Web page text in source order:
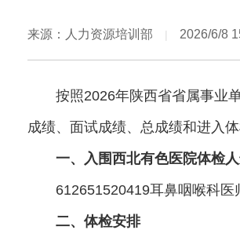
来源：人力资源培训部 | 2026/6/8
按照2026年陕西省省属事业
成绩、面试成绩、总成绩和进入
一、入围西北有色医院体检
612651520419耳鼻咽喉科医
二、体检安排